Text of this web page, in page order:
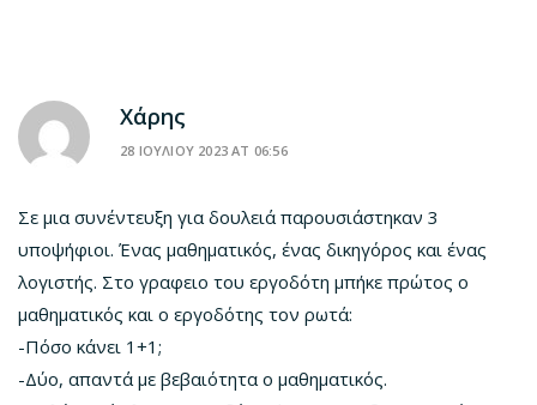
Χάρης
28 ΙΟΥΛΙΟΥ 2023 AT 06:56
Σε μια συνέντευξη για δουλειά παρουσιάστηκαν 3
υποψήφιοι. Ένας μαθηματικός, ένας δικηγόρος και ένας
λογιστής. Στο γραφειο του εργοδότη μπήκε πρώτος ο
μαθηματικός και ο εργοδότης τον ρωτά:
-Πόσο κάνει 1+1;
-Δύο, απαντά με βεβαιότητα ο μαθηματικός.